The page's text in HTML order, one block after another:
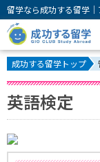
留学なら成功する留学
成功する留学トップ
英語検定